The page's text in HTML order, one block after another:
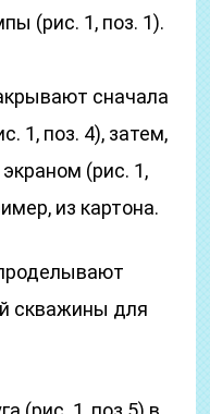
(рис. 1, поз. 1).
сначала
1, поз. 4), затем,
(рис. 1,
из картона.
скважины для